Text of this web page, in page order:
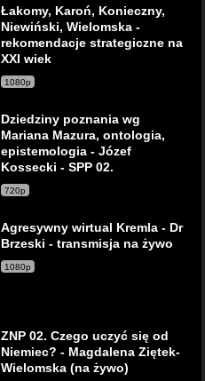
Łakomy, Karoń, Konieczny,
Niewiński, Wielomska -
rekomendacje strategiczne na
XXI wiek
1080p
Dziedziny poznania wg
Mariana Mazura, ontologia,
epistemologia - Józef
Kossecki - SPP 02.
720p
Agresywny wirtual Kremla - Dr
Brzeski - transmisja na żywo
1080p
ZNP 02. Czego uczyć się od
Niemiec? - Magdalena Ziętek-
Wielomska (na żywo)